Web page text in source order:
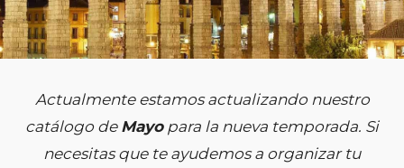
Actualmente estamos actualizando nuestro
catálogo de Mayopara la nueva temporada. Si
necesitas que te ayudemos a organizar tu